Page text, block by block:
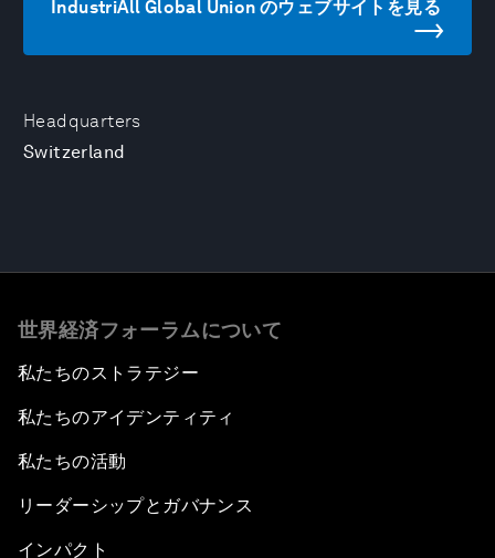
Headquarters
Switzerland
IndustriAll Global Union のウェブサイトを見る
世界経済フォーラムについて
私たちのストラテジー
私たちのアイデンティティ
私たちの活動
リーダーシップとガバナンス
インパクト